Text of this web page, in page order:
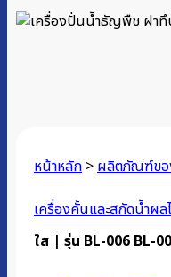
หน้าหลัก >ผลิตภัณฑ์ขอ
เครื่องคั้นและสกัดน้ำผล
ใส | รุ่น BL-006 BL-